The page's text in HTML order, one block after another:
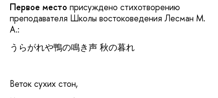
Первое место присуждено стихотворению
преподавателя Школы востоковедения Лесман М.
А.:
うらがれや鴨の鳴き声 秋の暮れ
Веток сухих стон,